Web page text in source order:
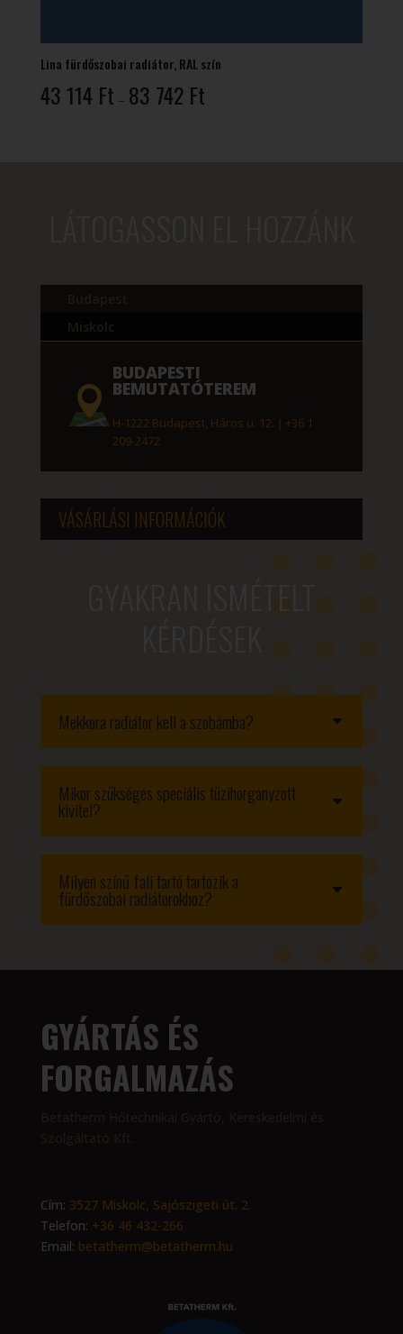
Lina fürdőszobai radiátor, RAL szín
43 114 Ft – 83 742 Ft43
Miskolc
BUDAPESTI
BEMUTATÓTEREM
H-1222 Budapest, Háros u. 12.
+36 1
209-2472
VÁSÁRLÁSI INFORMÁCIÓK
GYAKRAN ISMÉTELT
Mekkora radiátor kell a szobámba?
Mikor szükséges speciális tüzihorganyzott
kivitel?
Milyen színű fali tartó tartozik a
fürdőszobai radiátorokhoz?
GYÁRTÁS ÉS
FORGALMAZÁS
Cím: 3527 Miskolc, Sajószigeti út. 2.
Telefon: +36 46 432-266
Email: betatherm@betatherm.hu